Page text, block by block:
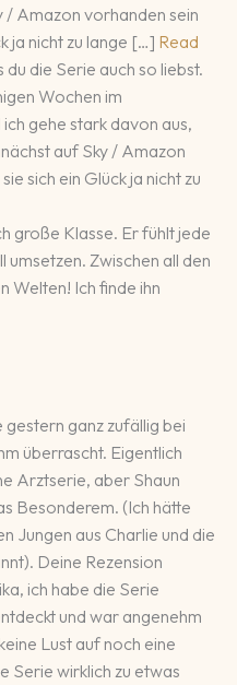
/ Amazon vorhanden sein
ja nicht zu lange […] Read
die Serie auch so liebst.
Wochen im
gehe stark davon aus,
auf Sky / Amazon
sich ein Glück ja nicht zu
große Klasse. Er fühlt jede
umsetzen. Zwischen all den
Welten! Ich finde ihn
gestern ganz zufällig bei
überrascht. Eigentlich
Arztserie, aber Shaun
Besonderem. (Ich hätte
Jungen aus Charlie und die
Deine Rezension
ich habe die Serie
und war angenehm
Lust auf noch eine
Serie wirklich zu etwas